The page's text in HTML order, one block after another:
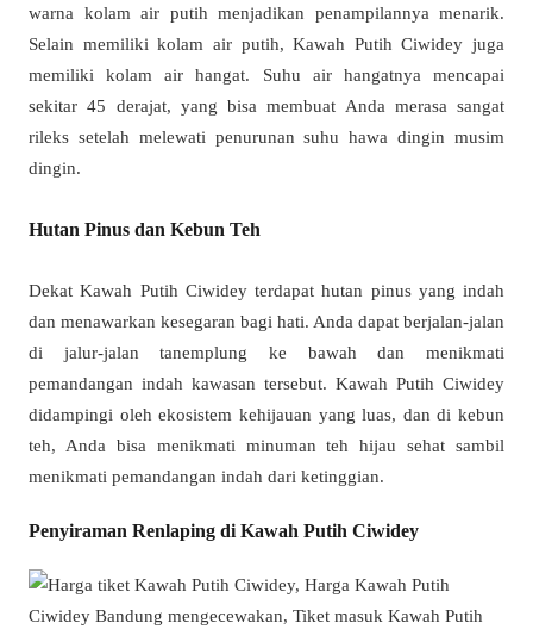
warna kolam air putih menjadikan penampilannya menarik.
Selain memiliki kolam air putih, Kawah Putih Ciwidey juga
memiliki kolam air hangat. Suhu air hangatnya mencapai
sekitar 45 derajat, yang bisa membuat Anda merasa sangat
rileks setelah melewati penurunan suhu hawa dingin musim
dingin.
Hutan Pinus dan Kebun Teh
Dekat Kawah Putih Ciwidey terdapat hutan pinus yang indah
dan menawarkan kesegaran bagi hati. Anda dapat berjalan-jalan
di jalur-jalan tanemplung ke bawah dan menikmati
pemandangan indah kawasan tersebut. Kawah Putih Ciwidey
didampingi oleh ekosistem kehijauan yang luas, dan di kebun
teh, Anda bisa menikmati minuman teh hijau sehat sambil
menikmati pemandangan indah dari ketinggian.
Penyiraman Renlaping di Kawah Putih Ciwidey